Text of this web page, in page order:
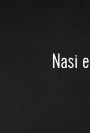
Nasi